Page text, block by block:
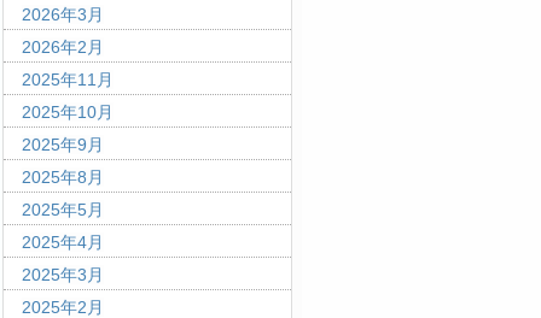
2026年3月
2026年2月
2025年11月
2025年10月
2025年9月
2025年8月
2025年5月
2025年4月
2025年3月
2025年2月